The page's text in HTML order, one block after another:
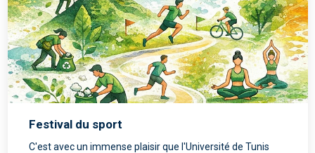
Festival du sport
C'est avec un immense plaisir que l'Université de Tunis